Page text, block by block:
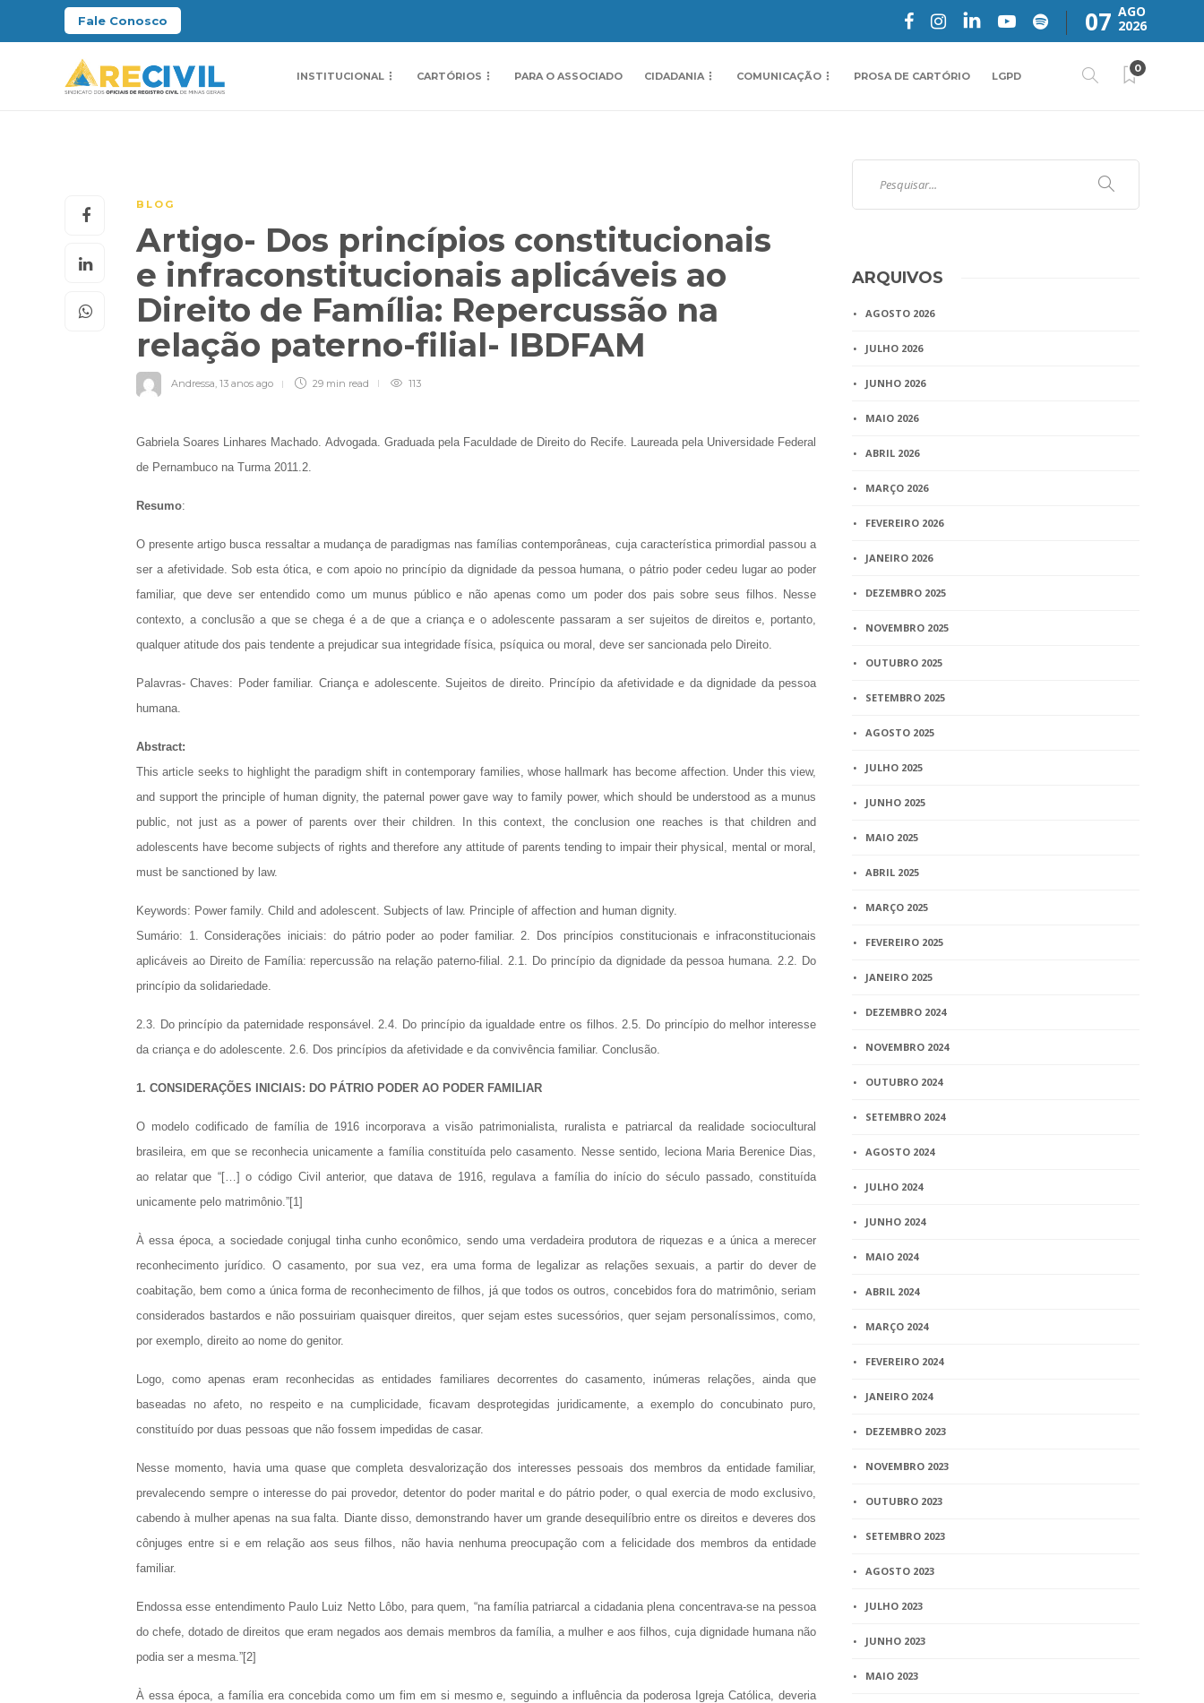
Fale Conosco 07 AGO
2026
INSTITUCIONAL CARTÓRIOS PARA O ASSOCIADO CIDADANIA COMUNICAÇÃO PROSA DE CARTÓRIO LGPD
0
BLOG
Artigo- Dos princípios constitucionais
e infraconstitucionais aplicáveis ao
Direito de Família: Repercussão na
relação paterno-filial- IBDFAM
Andressa, 13 anos ago 29 min read 113
Gabriela Soares Linhares Machado. Advogada. Graduada pela Faculdade de Direito do Recife. Laureada pela Universidade Federal
de Pernambuco na Turma 2011.2.
Resumo:
O presente artigo busca ressaltar a mudança de paradigmas nas famílias contemporâneas, cuja característica primordial passou a
ser a afetividade. Sob esta ótica, e com apoio no princípio da dignidade da pessoa humana, o pátrio poder cedeu lugar ao poder
familiar, que deve ser entendido como um munus público e não apenas como um poder dos pais sobre seus filhos. Nesse
contexto, a conclusão a que se chega é a de que a criança e o adolescente passaram a ser sujeitos de direitos e, portanto,
qualquer atitude dos pais tendente a prejudicar sua integridade física, psíquica ou moral, deve ser sancionada pelo Direito.
Palavras- Chaves: Poder familiar. Criança e adolescente. Sujeitos de direito. Princípio da afetividade e da dignidade da pessoa
humana.
Abstract:
This article seeks to highlight the paradigm shift in contemporary families, whose hallmark has become affection. Under this view,
and support the principle of human dignity, the paternal power gave way to family power, which should be understood as a munus
public, not just as a power of parents over their children. In this context, the conclusion one reaches is that children and
adolescents have become subjects of rights and therefore any attitude of parents tending to impair their physical, mental or moral,
must be sanctioned by law.
Keywords: Power family. Child and adolescent. Subjects of law. Principle of affection and human dignity.
Sumário: 1. Considerações iniciais: do pátrio poder ao poder familiar. 2. Dos princípios constitucionais e infraconstitucionais
aplicáveis ao Direito de Família: repercussão na relação paterno-filial. 2.1. Do princípio da dignidade da pessoa humana. 2.2. Do
princípio da solidariedade.
2.3. Do princípio da paternidade responsável. 2.4. Do princípio da igualdade entre os filhos. 2.5. Do princípio do melhor interesse
da criança e do adolescente. 2.6. Dos princípios da afetividade e da convivência familiar. Conclusão.
1. CONSIDERAÇÕES INICIAIS: DO PÁTRIO PODER AO PODER FAMILIAR
O modelo codificado de família de 1916 incorporava a visão patrimonialista, ruralista e patriarcal da realidade sociocultural
brasileira, em que se reconhecia unicamente a família constituída pelo casamento. Nesse sentido, leciona Maria Berenice Dias,
ao relatar que “[…] o código Civil anterior, que datava de 1916, regulava a família do início do século passado, constituída
unicamente pelo matrimônio.”[1]
À essa época, a sociedade conjugal tinha cunho econômico, sendo uma verdadeira produtora de riquezas e a única a merecer
reconhecimento jurídico. O casamento, por sua vez, era uma forma de legalizar as relações sexuais, a partir do dever de
coabitação, bem como a única forma de reconhecimento de filhos, já que todos os outros, concebidos fora do matrimônio, seriam
considerados bastardos e não possuiriam quaisquer direitos, quer sejam estes sucessórios, quer sejam personalíssimos, como,
por exemplo, direito ao nome do genitor.
Logo, como apenas eram reconhecidas as entidades familiares decorrentes do casamento, inúmeras relações, ainda que
baseadas no afeto, no respeito e na cumplicidade, ficavam desprotegidas juridicamente, a exemplo do concubinato puro,
constituído por duas pessoas que não fossem impedidas de casar.
Nesse momento, havia uma quase que completa desvalorização dos interesses pessoais dos membros da entidade familiar,
prevalecendo sempre o interesse do pai provedor, detentor do poder marital e do pátrio poder, o qual exercia de modo exclusivo,
cabendo à mulher apenas na sua falta. Diante disso, demonstrando haver um grande desequilíbrio entre os direitos e deveres dos
cônjuges entre si e em relação aos seus filhos, não havia nenhuma preocupação com a felicidade dos membros da entidade
familiar.
Endossa esse entendimento Paulo Luiz Netto Lôbo, para quem, “na família patriarcal a cidadania plena concentrava-se na pessoa
do chefe, dotado de direitos que eram negados aos demais membros da família, a mulher e aos filhos, cuja dignidade humana não
podia ser a mesma.”[2]
À essa época, a família era concebida como um fim em si mesmo e, seguindo a influência da poderosa Igreja Católica, deveria
ARQUIVOS
AGOSTO 2026
JULHO 2026
JUNHO 2026
MAIO 2026
ABRIL 2026
MARÇO 2026
FEVEREIRO 2026
JANEIRO 2026
DEZEMBRO 2025
NOVEMBRO 2025
OUTUBRO 2025
SETEMBRO 2025
AGOSTO 2025
JULHO 2025
JUNHO 2025
MAIO 2025
ABRIL 2025
MARÇO 2025
FEVEREIRO 2025
JANEIRO 2025
DEZEMBRO 2024
NOVEMBRO 2024
OUTUBRO 2024
SETEMBRO 2024
AGOSTO 2024
JULHO 2024
JUNHO 2024
MAIO 2024
ABRIL 2024
MARÇO 2024
FEVEREIRO 2024
JANEIRO 2024
DEZEMBRO 2023
NOVEMBRO 2023
OUTUBRO 2023
SETEMBRO 2023
AGOSTO 2023
JULHO 2023
JUNHO 2023
MAIO 2023